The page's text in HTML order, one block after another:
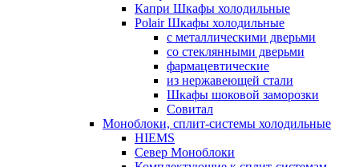
Капри Шкафы холодильные
Polair Шкафы холодильные
с металлическими дверьми
со стеклянными дверьми
фармацевтические
из нержавеющей стали
Шкафы шоковой заморозки
Совитал
Моноблоки, сплит-системы холодильные
HIEMS
Север Моноблоки